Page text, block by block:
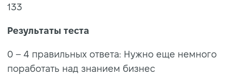
133
Результаты теста
0 – 4 правильных ответа: Нужно еще немного
поработать над знанием бизнес